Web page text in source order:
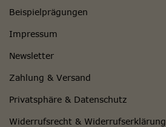
Beispielprägungen
Impressum
Newsletter
Zahlung & Versand
Privatsphäre & Datenschutz
Widerrufsrecht & Widerrufserklärung